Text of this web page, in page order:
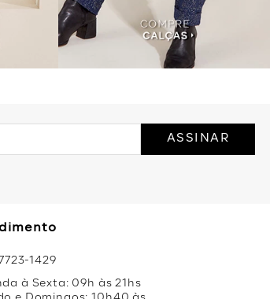
ASSINAR
1429
à Sexta: 09h às 21hs